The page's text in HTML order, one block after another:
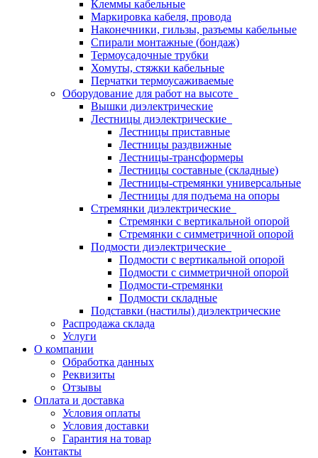
Клеммы кабельные
Маркировка кабеля, провода
Наконечники, гильзы, разъемы кабельные
Спирали монтажные (бондаж)
Термоусадочные трубки
Хомуты, стяжки кабельные
Перчатки термоусаживаемые
Оборудование для работ на высоте
Вышки диэлектрические
Лестницы диэлектрические
Лестницы приставные
Лестницы раздвижные
Лестницы-трансформеры
Лестницы составные (складные)
Лестницы-стремянки универсальные
Лестницы для подъема на опоры
Стремянки диэлектрические
Стремянки с вертикальной опорой
Стремянки с симметричной опорой
Подмости диэлектрические
Подмости с вертикальной опорой
Подмости с симметричной опорой
Подмости-стремянки
Подмости складные
Подставки (настилы) диэлектрические
Распродажа склада
Услуги
О компании
Обработка данных
Реквизиты
Отзывы
Оплата и доставка
Условия оплаты
Условия доставки
Гарантия на товар
Контакты